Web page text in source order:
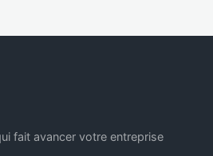
fait avancer votre entreprise